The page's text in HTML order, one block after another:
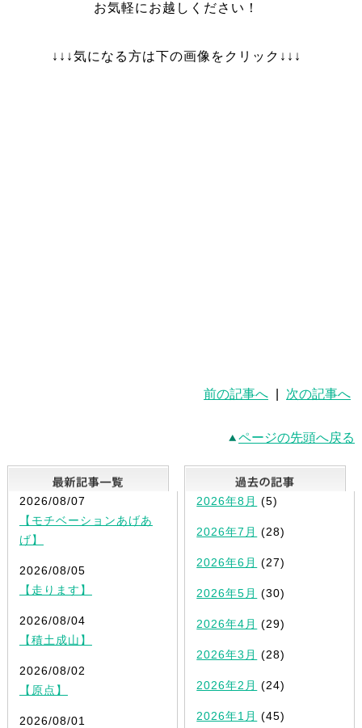
お気軽にお越しください！
↓↓↓気になる方は下の画像をクリック↓↓↓
前の記事へ 次の記事へ
ページの先頭へ戻る
最新記事一覧
2026/08/07
【モチベーションあげあ
げ】
2026/08/05
【走ります】
2026/08/04
【積土成山】
2026/08/02
【原点】
2026/08/01
2026年8月 (5)
2026年7月 (28)
2026年6月 (27)
2026年5月 (30)
2026年4月 (29)
2026年3月 (28)
2026年2月 (24)
2026年1月 (45)